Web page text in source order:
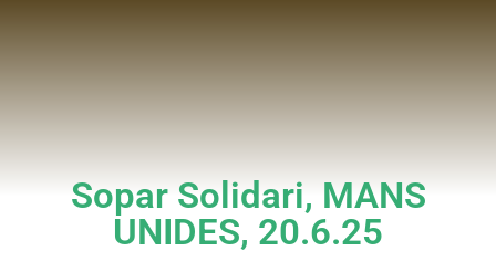
Sopar Solidari, MANS
UNIDES, 20.6.25